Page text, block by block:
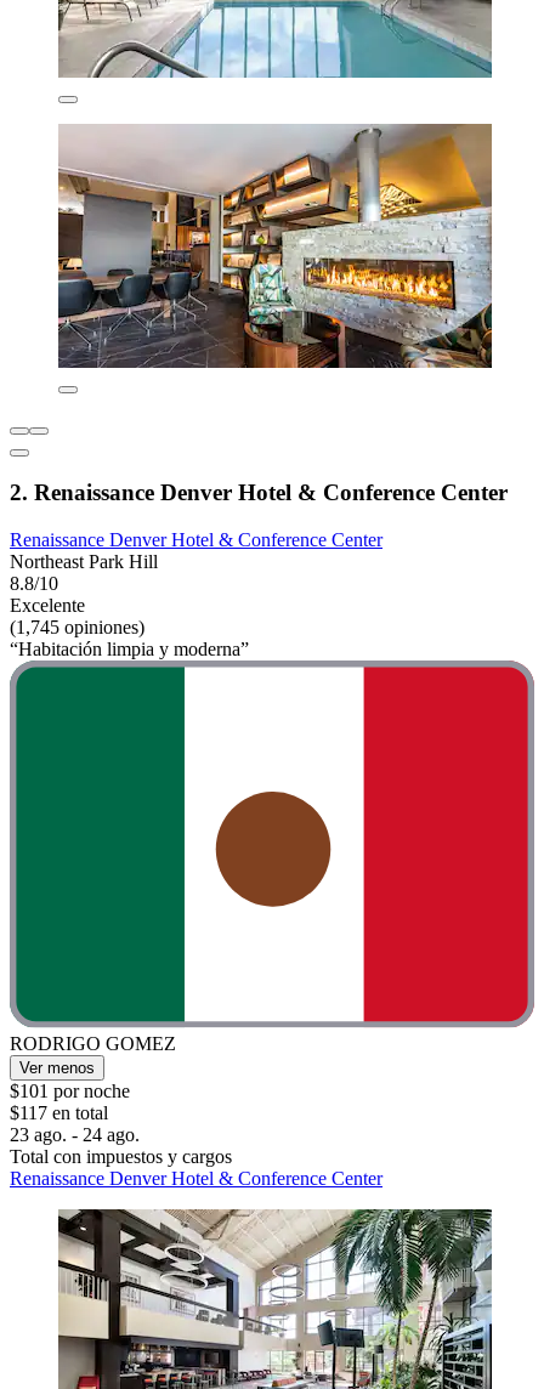
2. Renaissance Denver Hotel & Conference Center
Renaissance Denver Hotel & Conference Center
Northeast Park Hill
8.8/10
Excelente
(1,745 opiniones)
“Habitación limpia y moderna”
RODRIGO GOMEZ
Ver menos
$101 por noche
$117 en total
23 ago. - 24 ago.
Total con impuestos y cargos
Renaissance Denver Hotel & Conference Center